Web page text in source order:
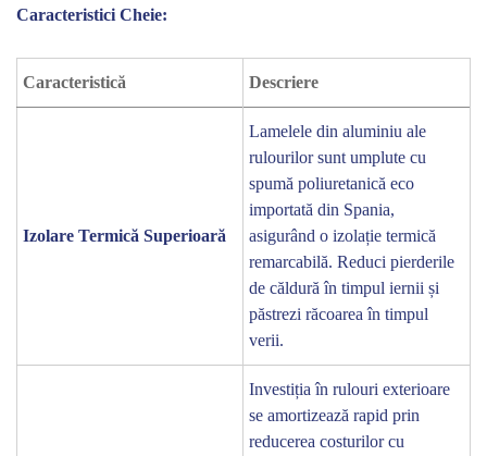
Caracteristici Cheie:
Caracteristică Descriere
Izolare Termică Superioară
Lamelele din aluminiu ale
rulourilor sunt umplute cu
spumă poliuretanică eco
importată din Spania,
asigurând o izolație termică
remarcabilă. Reduci pierderile
de căldură în timpul iernii și
păstrezi răcoarea în timpul
verii.
Investiția în rulouri exterioare
se amortizează rapid prin
reducerea costurilor cu
Contactează-ne rapid
Ne poți trimite un mesaj, sau poți lăsa numărul tău de
telefon pentru a fi contactat!
📞 0750 492 008
💬 WhatsApp ✍️ Formular